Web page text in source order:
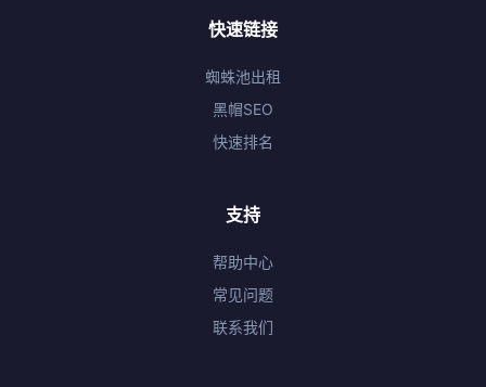
快速链接
蜘蛛池出租
黑帽SEO
快速排名
支持
帮助中心
常见问题
联系我们